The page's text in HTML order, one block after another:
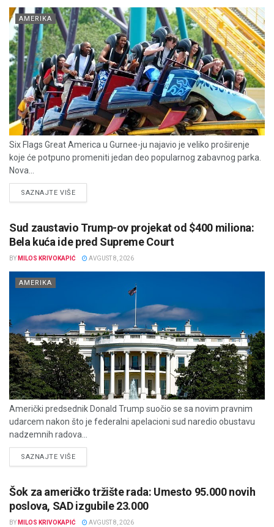
AMERIKA
Six Flags Great America u Gurnee-ju najavio je veliko proširenje
koje će potpuno promeniti jedan deo popularnog zabavnog parka.
Nova...
SAZNAJTE VIŠEDETAILS
Sud zaustavio Trump-ov projekat od $400 miliona:
Bela kuća ide pred Supreme Court
BY MILOS KRIVOKAPIĆ AVGUST 8, 2026
AMERIKA
Američki predsednik Donald Trump suočio se sa novim pravnim
udarcem nakon što je federalni apelacioni sud naredio obustavu
nadzemnih radova...
SAZNAJTE VIŠEDETAILS
Šok za američko tržište rada: Umesto 95.000 novih
poslova, SAD izgubile 23.000
BY MILOS KRIVOKAPIĆ AVGUST 8, 2026